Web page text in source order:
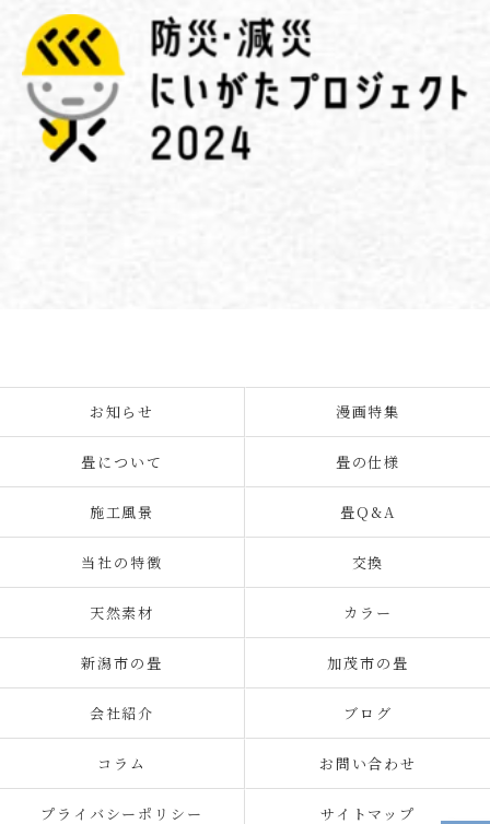
お知らせ 漫画特集
畳について 畳の仕様
施工風景 畳Q&A
当社の特徴 交換
天然素材 カラー
新潟市の畳 加茂市の畳
会社紹介 ブログ
コラム お問い合わせ
プライバシーポリシー サイトマップ